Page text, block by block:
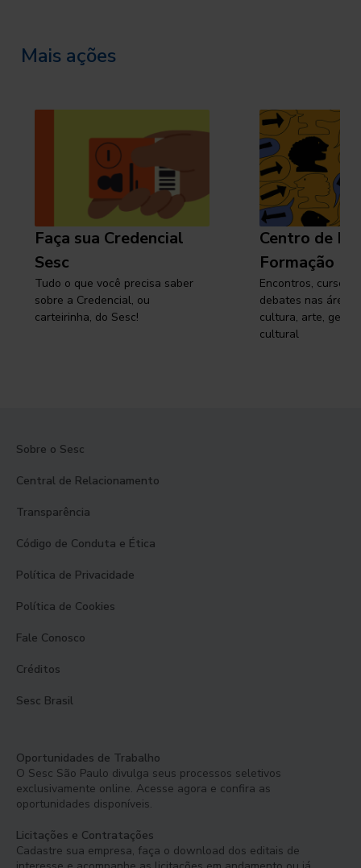
Mais ações
Faça sua Credencial
Sesc
Tudo o que você precisa saber
sobre a Credencial, ou
carteirinha, do Sesc!
Centro de
Formação
Encontros, cursos,
debates nas áreas
cultura, arte,
cultural
Sobre o Sesc
Central de Relacionamento
Transparência
Código de Conduta e Ética
Política de Privacidade
Política de Cookies
Fale Conosco
Créditos
Sesc Brasil
Oportunidades de Trabalho
O Sesc São Paulo divulga seus processos seletivos
exclusivamente online. Acesse agora e confira as
oportunidades disponíveis.
Licitações e Contratações
Cadastre sua empresa, faça o download dos editais de